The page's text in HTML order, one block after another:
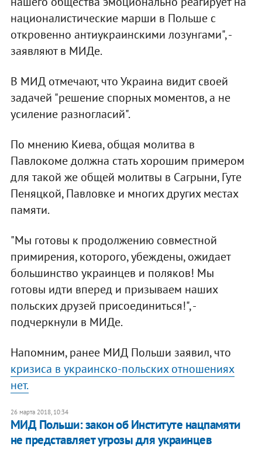
националистические марши в Польше с
откровенно антиукраинскими лозунгами", -
заявляют в МИДе.
В МИД отмечают, что Украина видит своей
задачей "решение спорных моментов, а не
усиление разногласий".
По мнению Киева, общая молитва в
Павлокоме должна стать хорошим примером
для такой же общей молитвы в Сагрыни, Гуте
Пеняцкой, Павловке и многих других местах
памяти.
"Мы готовы к продолжению совместной
примирения, которого, убеждены, ожидает
большинство украинцев и поляков! Мы
готовы идти вперед и призываем наших
польских друзей присоединиться!", -
подчеркнули в МИДе.
Напомним, ранее МИД Польши заявил, что
кризиса в украинско-польских отношениях
нет.
26 марта 2018, 10:34
МИД Польши: закон об Институте нацпамяти
не представляет угрозы для украинцев